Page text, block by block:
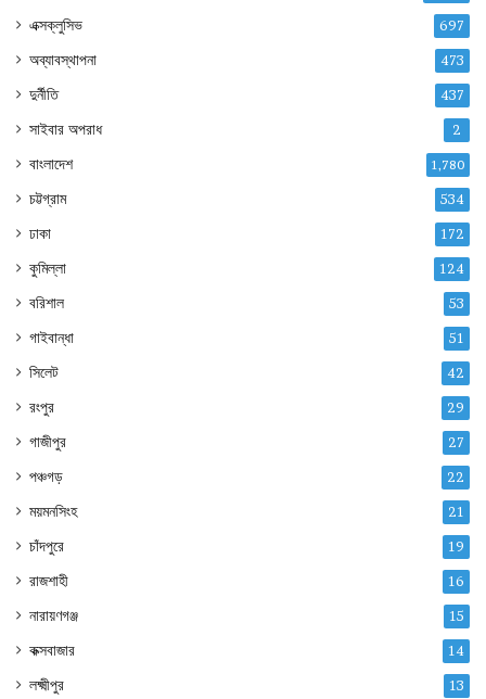
এক্সক্লুসিভ 697
অব্যাবস্থাপনা 473
দুর্নীতি 437
সাইবার অপরাধ 2
বাংলাদেশ 1,780
চট্টগ্রাম 534
ঢাকা 172
কুমিল্লা 124
বরিশাল 53
গাইবান্ধা 51
সিলেট 42
রংপুর 29
গাজীপুর 27
পঞ্চগড় 22
ময়মনসিংহ 21
চাঁদপুরে 19
রাজশাহী 16
নারায়ণগঞ্জ 15
কক্সবাজার 14
লক্ষ্মীপুর 13